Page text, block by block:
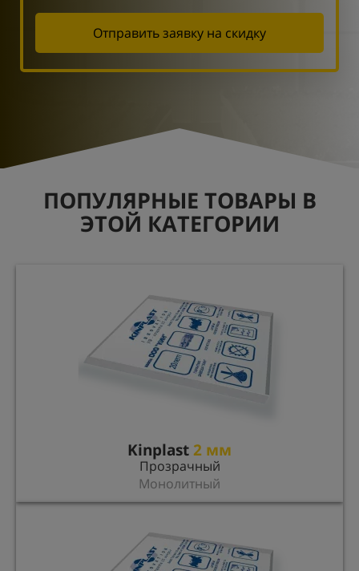
Отправить заявку на скидку
ПОПУЛЯРНЫЕ ТОВАРЫ В
ЭТОЙ КАТЕГОРИИ
Kinplast2 мм
Прозрачный
Монолитный